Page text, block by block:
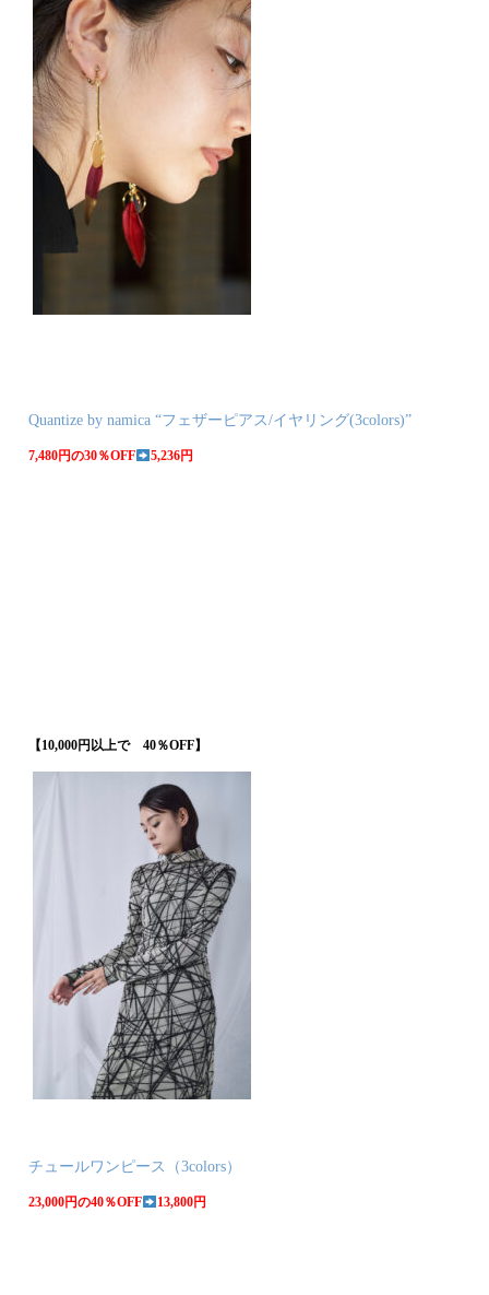
Quantize by namica “フェザーピアス/イヤリング(3colors)”
7,480円の30％OFF 5,236円
【10,000円以上で 40％OFF】
チュールワンピース（3colors）
23,000円の40％OFF 13,800円